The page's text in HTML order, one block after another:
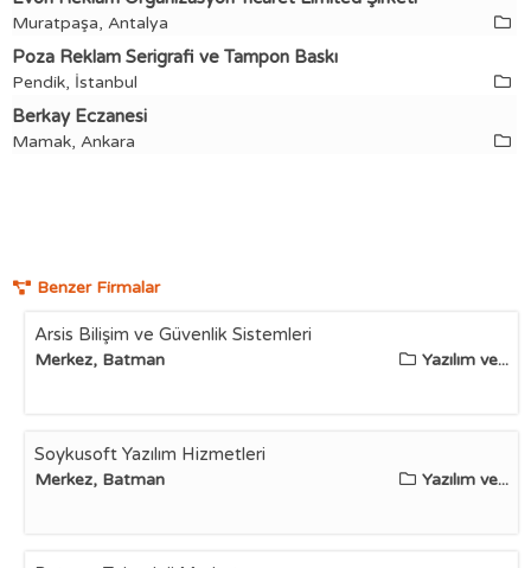
Muratpaşa, Antalya
Poza Reklam Serigrafi ve Tampon Baskı
Pendik, İstanbul
Berkay Eczanesi
Mamak, Ankara
Benzer Firmalar
Arsis Bilişim ve Güvenlik Sistemleri
Merkez, Batman Yazılım ve...
Soykusoft Yazılım Hizmetleri
Merkez, Batman Yazılım ve...